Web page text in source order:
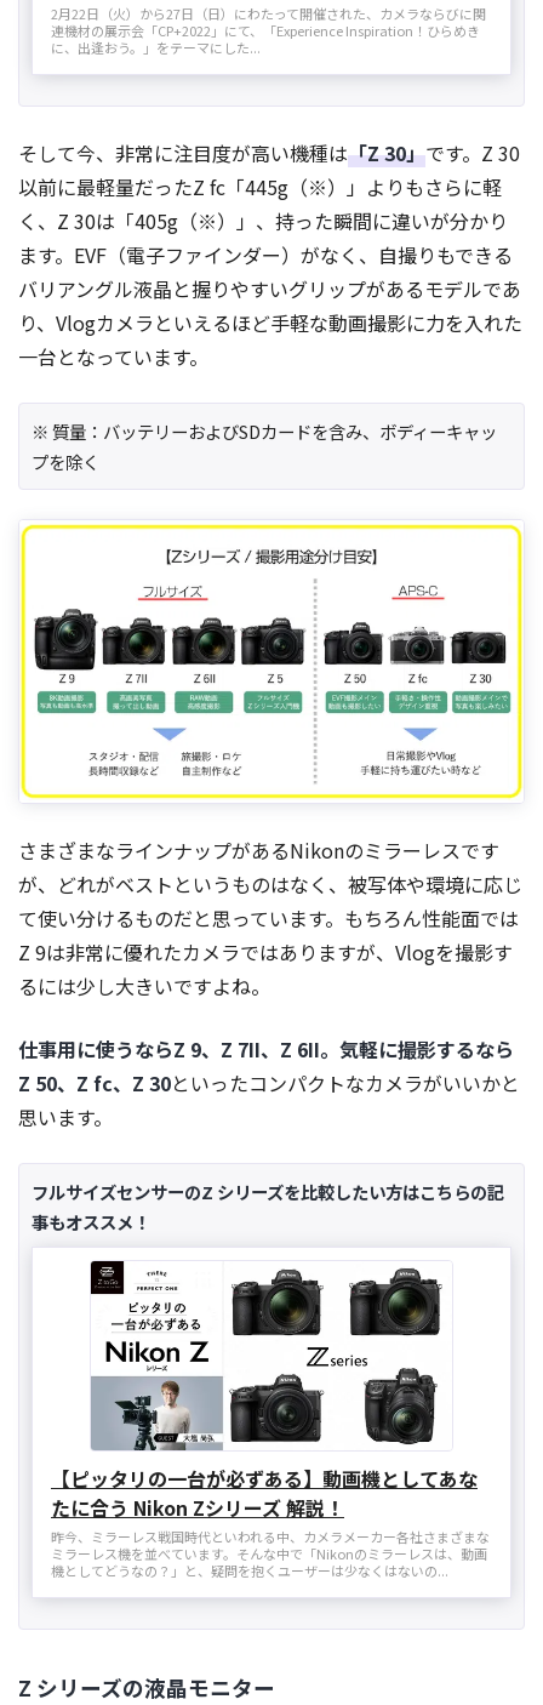
2月22日（火）から27日（日）にわたって開催された、カメラならびに関
連機材の展示会「CP+2022」にて、「Experience Inspiration！ひらめき
に、出逢おう。」をテーマにした...
そして今、非常に注目度が高い機種は「Z 30」です。Z 30
以前に最軽量だったZ fc「445g（※）」よりもさらに軽
く、Z 30は「405g（※）」、持った瞬間に違いが分かり
ます。EVF（電子ファインダー）がなく、自撮りもできる
バリアングル液晶と握りやすいグリップがあるモデルであ
り、Vlogカメラといえるほど手軽な動画撮影に力を入れた
一台となっています。
※ 質量：バッテリーおよびSDカードを含み、ボディーキャッ
プを除く
さまざまなラインナップがあるNikonのミラーレスです
が、どれがベストというものはなく、被写体や環境に応じ
て使い分けるものだと思っています。もちろん性能面では
Z 9は非常に優れたカメラではありますが、Vlogを撮影す
るには少し大きいですよね。
仕事用に使うならZ 9、Z 7II、Z 6II。気軽に撮影するなら
Z 50、Z fc、Z 30といったコンパクトなカメラがいいかと
思います。
フルサイズセンサーのZ シリーズを比較したい方はこちらの記
事もオススメ！
【ピッタリの一台が必ずある】動画機としてあな
たに合う Nikon Zシリーズ 解説！
昨今、ミラーレス戦国時代といわれる中、カメラメーカー各社さまざまな
ミラーレス機を並べています。そんな中で「Nikonのミラーレスは、動画
機としてどうなの？」と、疑問を抱くユーザーは少なくはないの...
Z シリーズの液晶モニター